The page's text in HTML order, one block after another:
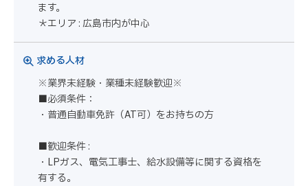
ます。
＊エリア : 広島市内が中心
求める人材
※業界未経験・業種未経験歓迎※
■必須条件：
・普通自動車免許（AT可）をお持ちの方
■歓迎条件 :
・LPガス、電気工事士、給水設備等に関する資格を
有する。